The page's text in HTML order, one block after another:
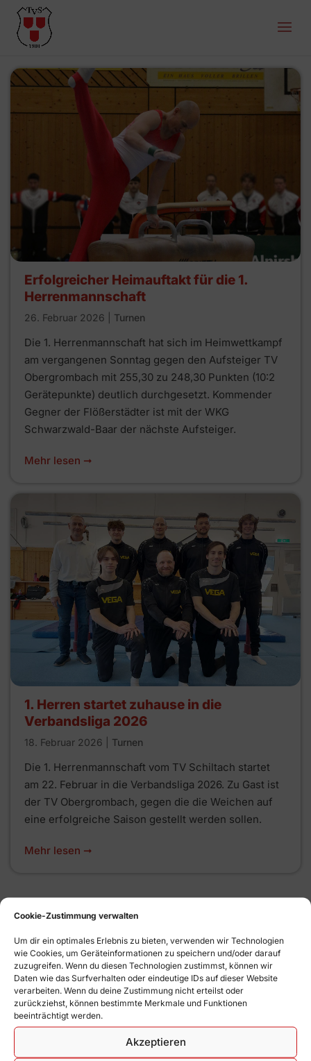
Cookie-Zustimmung verwalten
Um dir ein optimales Erlebnis zu bieten, verwenden wir Technologien
wie Cookies, um Geräteinformationen zu speichern und/oder darauf
zuzugreifen. Wenn du diesen Technologien zustimmst, können wir
Daten wie das Surfverhalten oder eindeutige IDs auf dieser Website
verarbeiten. Wenn du deine Zustimmung nicht erteilst oder
zurückziehst, können bestimmte Merkmale und Funktionen
beeinträchtigt werden.
Akzeptieren
Erfolgreicher Heimauftakt für die 1.
Herrenmannschaft
26. Februar 2026 Turnen
Die 1. Herrenmannschaft hat sich im Heimwettkampf
am vergangenen Sonntag gegen den Aufsteiger TV
Obergrombach mit 255,30 zu 248,30 Punkten (10:2
Gerätepunkte) deutlich durchgesetzt. Kommender
Gegner der Flößerstädter ist mit der WKG
Schwarzwald-Baar der nächste Aufsteiger.
Mehr lesen ➞
1. Herren startet zuhause in die
Verbandsliga 2026
18. Februar 2026 Turnen
Die 1. Herrenmannschaft vom TV Schiltach startet
am 22. Februar in die Verbandsliga 2026. Zu Gast ist
der TV Obergrombach, gegen die die Weichen auf
eine erfolgreiche Saison gestellt werden sollen.
Mehr lesen ➞
04.07. um 14 Uhr, Turnzentrum
1. Damenteam erringt den Staffelsieg
25. Juni 2026
1. Damenteam geht als Favorit in den Heimwettkampf